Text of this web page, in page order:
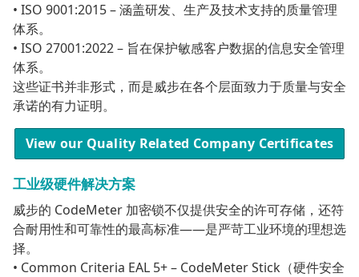
• ISO 9001:2015 – 涵盖研发、生产及技术支持的质量管理
体系。
• ISO 27001:2022 – 旨在保护敏感客户数据的信息安全管理
体系。
这些证书并非形式，而是威步在各个层面致力于质量与安全
承诺的有力证明。
View our Quality Related Company Certificates
工业级硬件解决方案
​​​​​​威步的 CodeMeter 加密锁不仅提供安全的许可存储，还符
合耐用性和可靠性的最高标准——是严苛工业环境的理想选
择。
• Common Criteria EAL 5+ – CodeMeter Stick（硬件安全